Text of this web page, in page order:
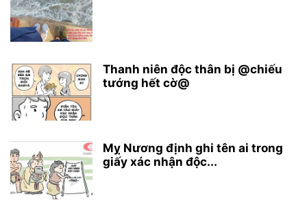
Thanh niên độc thân bị @chiếu
tướng hết cờ@
Mỵ Nương định ghi tên ai trong
giấy xác nhận độc...